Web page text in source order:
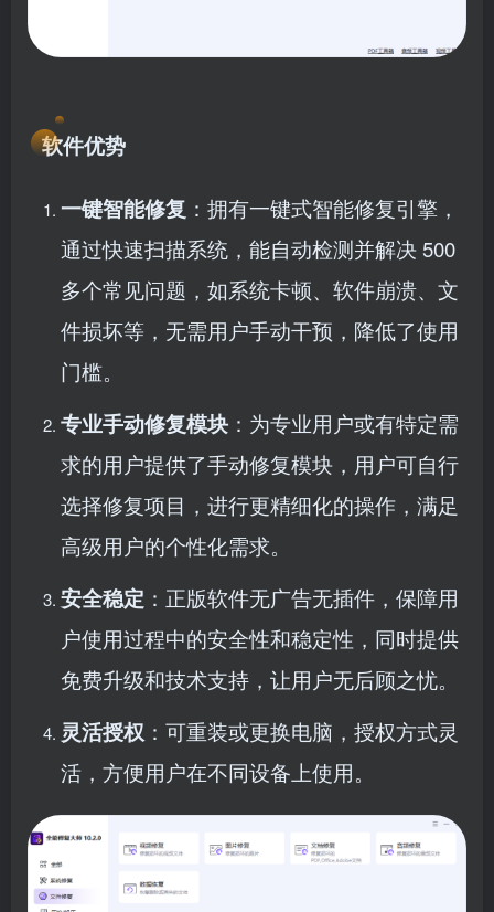
软件优势
一键智能修复 ：拥有一键式智能修复引擎，
通过快速扫描系统，能自动检测并解决 500
多个常见问题，如系统卡顿、软件崩溃、文
件损坏等，无需用户手动干预，降低了使用
门槛。
专业手动修复模块 ：为专业用户或有特定需
求的用户提供了手动修复模块，用户可自行
选择修复项目，进行更精细化的操作，满足
高级用户的个性化需求。
安全稳定 ：正版软件无广告无插件，保障用
户使用过程中的安全性和稳定性，同时提供
免费升级和技术支持，让用户无后顾之忧。
灵活授权 ：可重装或更换电脑，授权方式灵
活，方便用户在不同设备上使用。